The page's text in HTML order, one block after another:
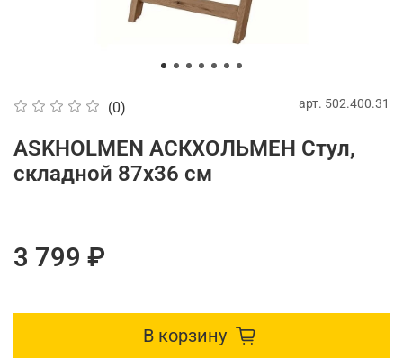
(0) арт. 502.400.31
ASKHOLMEN АСКХОЛЬМЕН Стул,
складной 87х36 см
3 799 ₽
В корзину